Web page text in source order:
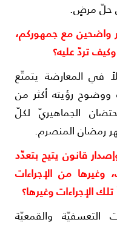
مرضٍ.
مع جمهوركم،
عليه؟
المعارضة يتمتّع
رؤيته أكثر من
الجماهيريّ لكلّ
المنصرم.
قانون يتيح بتعدّد
من الإجراءات
وغيرها؟
والقمعيّة